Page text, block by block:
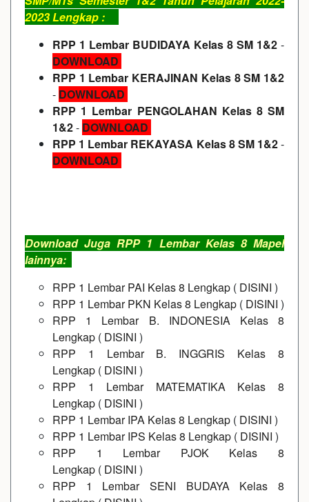
2023 Lengkap :
RPP 1 Lembar BUDIDAYA Kelas 8 SM 1&2 -
DOWNLOAD
RPP 1 Lembar KERAJINAN Kelas 8 SM 1&2
- DOWNLOAD
RPP 1 Lembar PENGOLAHAN Kelas 8 SM
1&2- DOWNLOAD
RPP 1 Lembar REKAYASA Kelas 8 SM 1&2-
DOWNLOAD
Download Juga RPP 1 Lembar Kelas 8 Mapel
lainnya:
RPP 1 Lembar PAI Kelas 8 Lengkap ( DISINI )
RPP 1 Lembar PKN Kelas 8 Lengkap ( DISINI )
RPP 1 Lembar B. INDONESIA Kelas 8
Lengkap ( DISINI )
RPP 1 Lembar B. INGGRIS Kelas 8
Lengkap ( DISINI )
RPP 1 Lembar MATEMATIKA Kelas 8
Lengkap ( DISINI )
RPP 1 Lembar IPA Kelas 8 Lengkap ( DISINI )
RPP 1 Lembar IPS Kelas 8 Lengkap ( DISINI )
RPP 1 Lembar PJOK Kelas 8
Lengkap ( DISINI )
RPP 1 Lembar SENI BUDAYA Kelas 8